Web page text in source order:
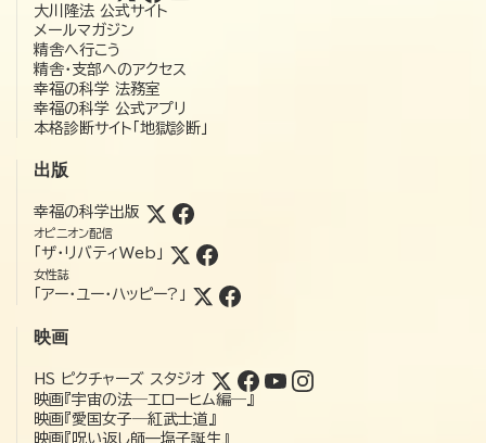
大川隆法 公式サイト
メールマガジン
精舎へ行こう
精舎・支部へのアクセス
幸福の科学 法務室
幸福の科学 公式アプリ
本格診断サイト「地獄診断」
出版
幸福の科学出版
オピニオン配信
「ザ・リバティWeb」
女性誌
「アー・ユー・ハッピー?」
映画
HS ピクチャーズ スタジオ
映画『宇宙の法―エローヒム編―』
映画『愛国女子―紅武士道』
映画『呪い返し師—塩子誕生』